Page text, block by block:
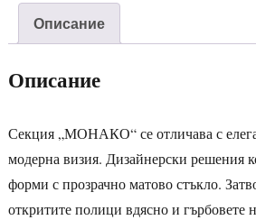
Описание
Описание
Секция „МОНАКО“ се отличава с
модерна визия. Дизайнерски решения
форми с прозрачно матово стъкло.
откритите полици вдясно и гърбовете